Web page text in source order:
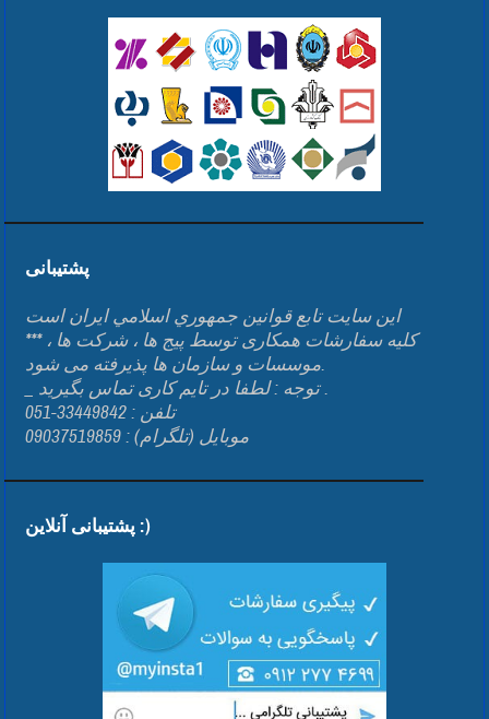
پشتیبانی
اين سايت تابع قوانين جمهوري اسلامي ايران است
*** کلیه سفارشات همکاری توسط پیج ها ، شرکت ها ،
موسسات و سازمان ها پذیرفته می شود.
_ توجه : لطفا در تایم کاری تماس بگیرید .
تلفن : 33449842-051
موبایل (تلگرام) : 09037519859
پشتیبانی آنلاین :)